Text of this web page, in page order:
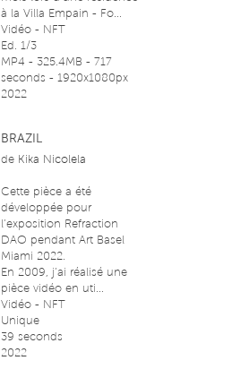
à la Villa Empain - Fo...
Vidéo - NFT
Ed. 1/3
MP4 - 325.4MB - 717
seconds - 1920x1080px
2022
BRAZIL
de Kika Nicolela
Cette pièce a été
développée pour
l’exposition Refraction
DAO pendant Art Basel
Miami 2022.
En 2009, j’ai réalisé une
pièce vidéo en uti...
Vidéo - NFT
Unique
39 seconds
2022